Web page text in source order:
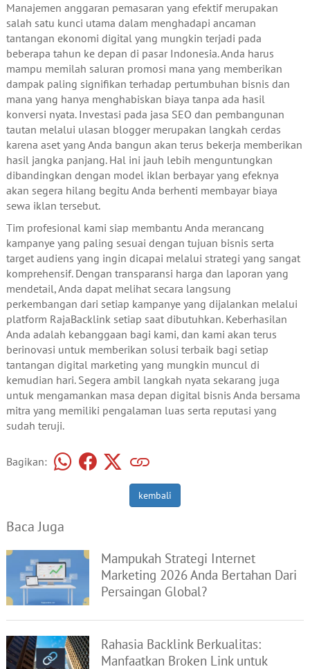
Manajemen anggaran pemasaran yang efektif merupakan
salah satu kunci utama dalam menghadapi ancaman
tantangan ekonomi digital yang mungkin terjadi pada
beberapa tahun ke depan di pasar Indonesia. Anda harus
mampu memilah saluran promosi mana yang memberikan
dampak paling signifikan terhadap pertumbuhan bisnis dan
mana yang hanya menghabiskan biaya tanpa ada hasil
konversi nyata. Investasi pada jasa SEO dan pembangunan
tautan melalui ulasan blogger merupakan langkah cerdas
karena aset yang Anda bangun akan terus bekerja memberikan
hasil jangka panjang. Hal ini jauh lebih menguntungkan
dibandingkan dengan model iklan berbayar yang efeknya
akan segera hilang begitu Anda berhenti membayar biaya
sewa iklan tersebut.
Tim profesional kami siap membantu Anda merancang
kampanye yang paling sesuai dengan tujuan bisnis serta
target audiens yang ingin dicapai melalui strategi yang sangat
komprehensif. Dengan transparansi harga dan laporan yang
mendetail, Anda dapat melihat secara langsung
perkembangan dari setiap kampanye yang dijalankan melalui
platform RajaBacklink setiap saat dibutuhkan. Keberhasilan
Anda adalah kebanggaan bagi kami, dan kami akan terus
berinovasi untuk memberikan solusi terbaik bagi setiap
tantangan digital marketing yang mungkin muncul di
kemudian hari. Segera ambil langkah nyata sekarang juga
untuk mengamankan masa depan digital bisnis Anda bersama
mitra yang memiliki pengalaman luas serta reputasi yang
sudah teruji.
Bagikan:
kembali
Baca Juga
Mampukah Strategi Internet
Marketing 2026 Anda Bertahan Dari
Persaingan Global?
Rahasia Backlink Berkualitas:
Manfaatkan Broken Link untuk